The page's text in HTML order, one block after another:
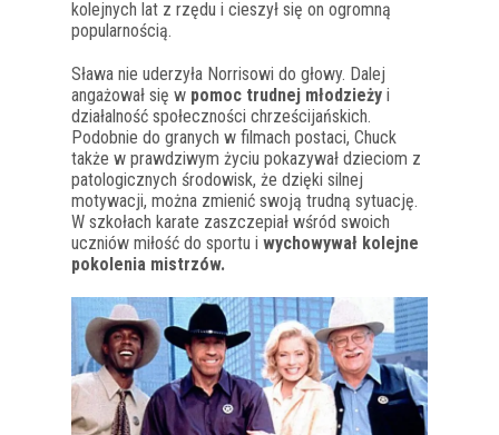
kolejnych lat z rzędu i cieszył się on ogromną
popularnością.
Sława nie uderzyła Norrisowi do głowy. Dalej
angażował się w pomoc trudnej młodzieży i
działalność społeczności chrześcijańskich.
Podobnie do granych w filmach postaci, Chuck
także w prawdziwym życiu pokazywał dzieciom z
patologicznych środowisk, że dzięki silnej
motywacji, można zmienić swoją trudną sytuację.
W szkołach karate zaszczepiał wśród swoich
uczniów miłość do sportu i wychowywał kolejne
pokolenia mistrzów.